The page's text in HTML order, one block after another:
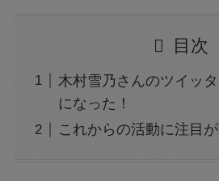
目次
木村雪乃さんのツイッ
になった！
これからの活動に注目が